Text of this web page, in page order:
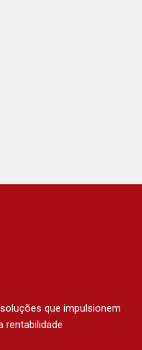
que impulsionem
rentabilidade